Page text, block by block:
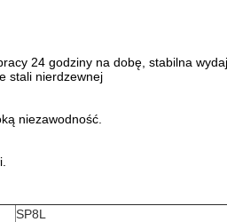
24 godziny na dobę, stabilna
stali nierdzewnej
niezawodność.
SP8L